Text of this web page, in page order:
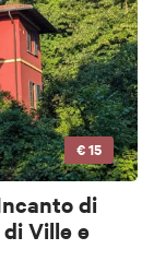
€ 15
di
Ville e